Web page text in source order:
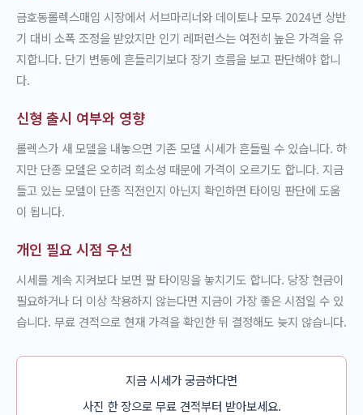
금호동롤렉스매입 시장에서 서브마리너와 데이토나 모두 2024년 상반
기 대비 소폭 조정을 받았지만 인기 레퍼런스는 여전히 높은 가격을 유
지합니다. 단기 변동에 흔들리기보다 장기 흐름을 보고 판단해야 합니
다.
신형 출시 여부와 영향
롤렉스가 새 모델을 내놓으면 기존 모델 시세가 흔들릴 수 있습니다. 하
지만 단종 모델은 오히려 희소성 때문에 가격이 오르기도 합니다. 지금
들고 있는 모델이 단종 직전인지 아닌지 확인하면 타이밍 판단에 도움
이 됩니다.
개인 필요 시점 우선
시세를 계속 지켜보다 보면 팔 타이밍을 놓치기도 합니다. 당장 현금이
필요하거나 더 이상 착용하지 않는다면 지금이 가장 좋은 시점일 수 있
습니다. 무료 견적으로 현재 가격을 확인한 뒤 결정해도 늦지 않습니다.
지금 시세가 궁금하다면
사진 한 장으로 무료 견적부터 받아보세요.